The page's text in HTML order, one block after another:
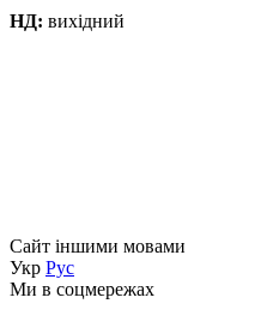
НД: вихідний
Сайт іншими мовами
Укр Рус
Ми в соцмережах